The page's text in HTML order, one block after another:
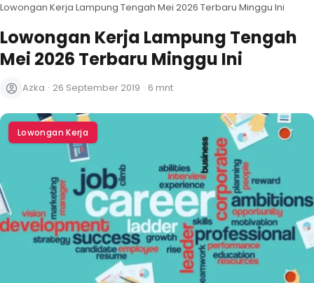
Lowongan Kerja Lampung Tengah Mei 2026 Terbaru Minggu Ini
Lowongan Kerja Lampung Tengah
Mei 2026 Terbaru Minggu Ini
Azka · 26 September 2019 · 6 mnt
Lowongan Kerja